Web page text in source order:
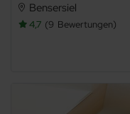
Bensersiel
4,7 9 Bewertungen